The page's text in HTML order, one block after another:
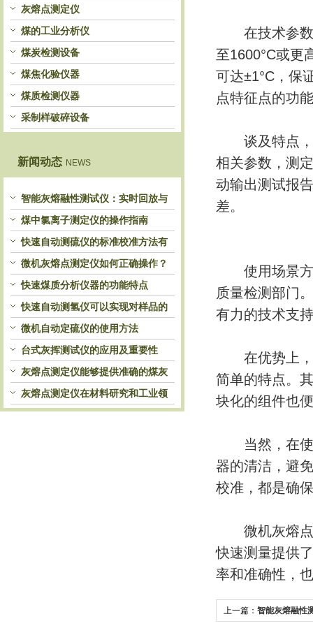
灰熔点测定仪
煤的工业分析仪
煤炭检测设备
煤焦化验仪器
煤质检测仪器
采制样破碎设备
新闻动态 NEWS
智能灰熔融性测试仪：实时回放与
历史分析，解锁灰熔特性精准洞察
煤中氯离子测定仪的操作指南
快速自动测硫仪的标准校准方法有
哪些？
微机灰熔点测定仪如何正确操作？
快速煤质分析仪器的功能特点
快速自动测氢仪可以实现对样品的
自动处理和检测
微机自动定硫仪的使用方法
台式灰挥测试仪的应用及重要性
灰熔点测定仪能够提供准确的煤灰
熔融性参数
灰熔点测定仪在材料研究和工业领
域中发挥重要作用
在技术参数
至1600°C或更
可达±1°C，保
点特征点的功
谈及特点，
相关参数，测
动输出测试报
差。
使用场景方
质量检测部门
有力的技术支
在优势上，
简单的特点。
块化的组件也
当然，在使
器的清洁，避
校准，都是确
微机灰熔点
快速测量提供
率和准确性，
上一篇： 智能灰熔融性